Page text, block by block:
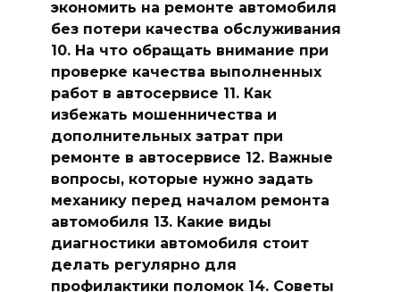
экономить на ремонте автомобиля
без потери качества обслуживания
10. На что обращать внимание при
проверке качества выполненных
работ в автосервисе 11. Как
избежать мошенничества и
дополнительных затрат при
ремонте в автосервисе 12. Важные
вопросы, которые нужно задать
механику перед началом ремонта
автомобиля 13. Какие виды
диагностики автомобиля стоит
делать регулярно для
профилактики поломок 14. Советы